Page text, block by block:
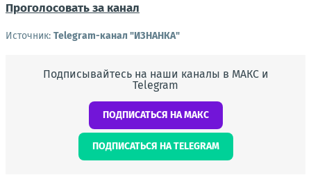
Проголосовать за канал
Источник: Telegram-канал "ИЗНАНКА"
Подписывайтесь на наши каналы в МАКС и
Telegram
ПОДПИСАТЬСЯ НА МАКС
ПОДПИСАТЬСЯ НА TELEGRAM